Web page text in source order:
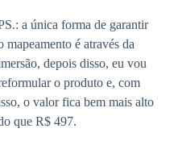
a única forma de garantir
mapeamento é através da
depois disso, eu vou
o produto e, com
o valor fica bem mais alto
que R$ 497.